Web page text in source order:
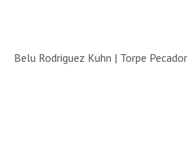
Belu Rodriguez Kuhn | Torpe Pecador